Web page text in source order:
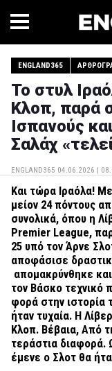
ENGLAND365
Το στυλ
Κλοπ, παρά
Ισπανούς
Σαλάχ
ENGLAND365 04.06.2026 |
Και τώρα Ιραόλα!
μείον 24 πόντους
συνολικά, όπου η
Premier League,
25 υπό τον Άρνε
αποφάσισε
απομακρύνθηκε
τον Βάσκο
φορά στην
ήταν τυχαία. Η
Κλοπ. Βέβαια, Από
τεράστια διαφορά.
έμενε ο Σλοτ θα